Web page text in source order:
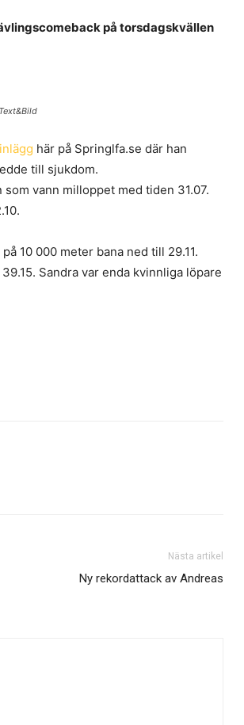
på torsdagskvällen
här på Springlfa.se där han
till sjukdom.
vann milloppet med tiden 31.07.
10 000 meter bana ned till 29.11.
Sandra var enda kvinnliga löpare
Nästa artikel
Ny rekordattack av Andreas